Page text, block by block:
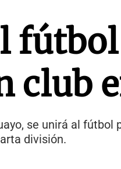
club
se unirá al
división.